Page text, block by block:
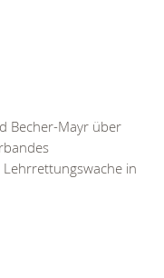
Becher-Mayr über
Lehrrettungswache in